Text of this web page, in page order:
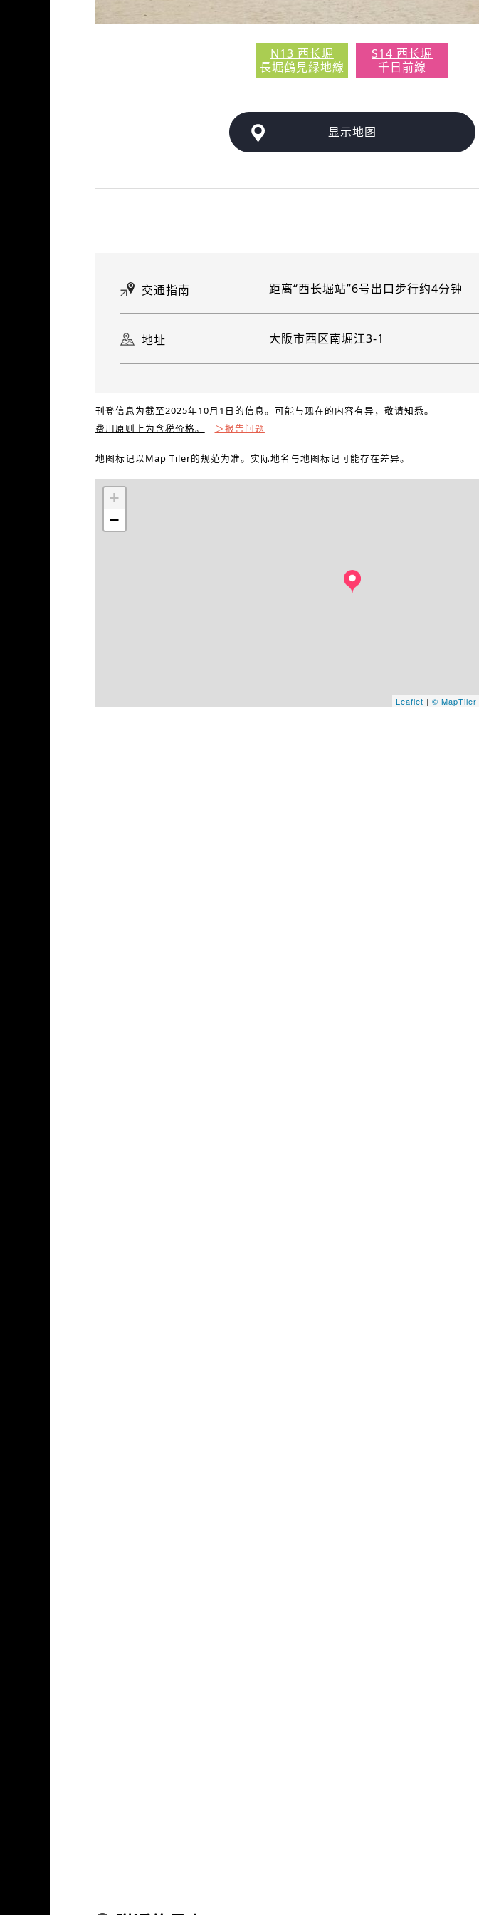
N13 西长堀
長堀鶴見緑地線
S14 西长堀
千日前線
显示地图
交通指南 距离“西长堀站”6号出口步行约4分钟
地址 大阪市西区南堀江3-1
刊登信息为截至2025年10月1日的信息。可能与现在的内容有异，敬请知悉。
费用原则上为含税价格。
＞报告问题
地图标记以Map Tiler的规范为准。实际地名与地图标记可能存在差异。
+
−
Leaflet |© MapTiler